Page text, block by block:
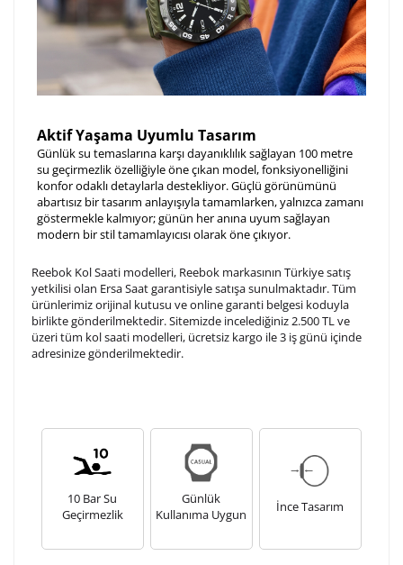
Aktif Yaşama Uyumlu Tasarım
Günlük su temaslarına karşı dayanıklılık sağlayan 100 metre
su geçirmezlik özelliğiyle öne çıkan model, fonksiyonelliğini
konfor odaklı detaylarla destekliyor. Güçlü görünümünü
abartısız bir tasarım anlayışıyla tamamlarken, yalnızca zamanı
göstermekle kalmıyor; günün her anına uyum sağlayan
modern bir stil tamamlayıcısı olarak öne çıkıyor.
Reebok Kol Saati modelleri, Reebok markasının Türkiye satış
yetkilisi olan Ersa Saat garantisiyle satışa sunulmaktadır. Tüm
ürünlerimiz orijinal kutusu ve online garanti belgesi koduyla
birlikte gönderilmektedir. Sitemizde incelediğiniz 2.500 TL ve
üzeri tüm kol saati modelleri, ücretsiz kargo ile 3 iş günü içinde
adresinize gönderilmektedir.
10 Bar Su
Geçirmezlik
Günlük
Kullanıma Uygun
İnce Tasarım